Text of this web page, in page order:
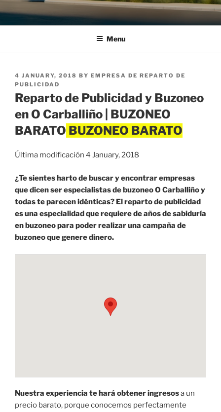
Menu
POSTED
ON
4 JANUARY, 2018 BY EMPRESA DE REPARTO DE
PUBLICIDAD
Reparto de Publicidad y Buzoneo
en O Carballiño | BUZONEO
BARATO
Última modificación 4 January, 2018
¿Te sientes harto de buscar y encontrar empresas
que dicen ser especialistas de buzoneo O Carballiño y
todas te parecen idénticas? El reparto de publicidad
es una especialidad que requiere de años de sabiduría
en buzoneo para poder realizar una campaña de
buzoneo que genere dinero.
Nuestra experiencia te hará obtener ingresosa un
precio barato, porque conocemos perfectamente